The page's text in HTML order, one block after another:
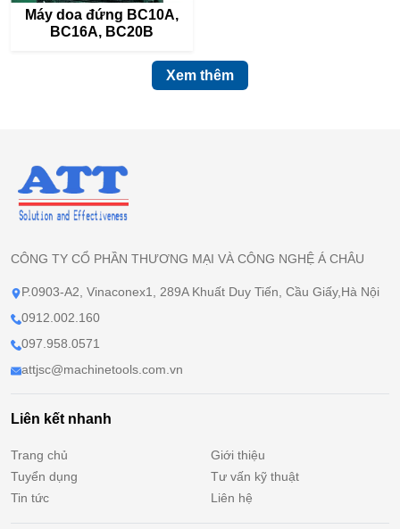
Máy doa đứng BC10A,
BC16A, BC20B
Xem thêm
CÔNG TY CỔ PHẦN THƯƠNG MẠI VÀ CÔNG NGHỆ Á CHÂU
P.0903-A2, Vinaconex1, 289A Khuất Duy Tiến, Cầu Giấy,Hà Nội
0912.002.160
097.958.0571
attjsc@machinetools.com.vn
Liên kết nhanh
Trang chủ
Giới thiệu
Tuyển dụng
Tư vấn kỹ thuật
Tin tức
Liên hệ